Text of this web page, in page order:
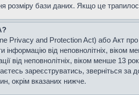
розміру бази даних. Якщо це
Privacy and Protection Act) або Акт про
інформацію від неповнолітніх, віком
від неповнолітніх, віком менше 13
зареєструватись, зверніться
окрім вказаних нижче.